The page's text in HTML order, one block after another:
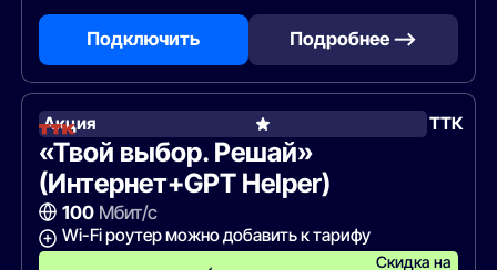
Подключить Подробнее —>
Акция ТТК
«Твой выбор. Решай»
(Интернет+GPT Helper)
100Мбит/с
Wi-Fi роутер можно добавить к тарифу
Скидка на